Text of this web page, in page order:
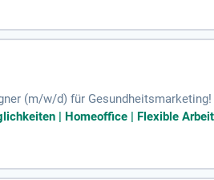
(m/w/d) für
unserer Marken und Private Labels
| Homeoffice | Flexible